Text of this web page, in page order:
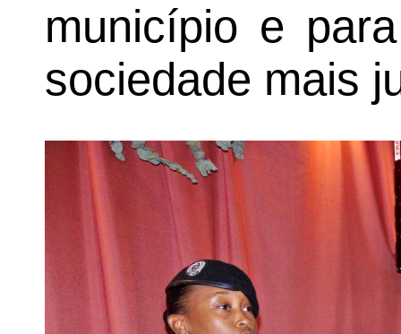
município e
sociedade mais